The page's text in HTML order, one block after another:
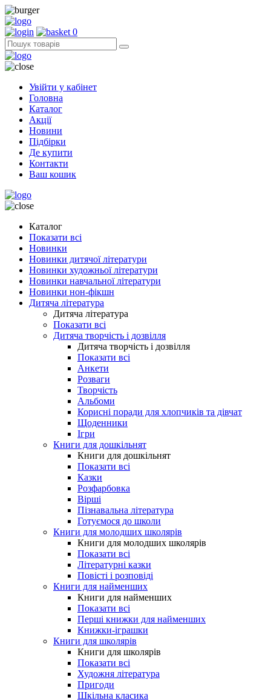
0
Увійти у кабінет
Головна
Каталог
Акції
Новини
Підбірки
Де купити
Контакти
Ваш кошик
Каталог
Показати всі
Новинки
Новинки дитячої літератури
Новинки художньої літератури
Новинки навчальної літератури
Новинки нон-фікшн
Дитяча література
Дитяча література
Показати всі
Дитяча творчість і дозвілля
Дитяча творчість і дозвілля
Показати всі
Анкети
Розваги
Творчість
Альбоми
Корисні поради для хлопчиків та дівчат
Щоденники
Ігри
Книги для дошкільнят
Книги для дошкільнят
Показати всі
Казки
Розфарбовка
Вірші
Пізнавальна література
Готуємося до школи
Книги для молодших школярів
Книги для молодших школярів
Показати всі
Літературні казки
Повісті і розповіді
Книги для найменших
Книги для найменших
Показати всі
Перші книжки для найменших
Книжки-іграшки
Книги для школярів
Книги для школярів
Показати всі
Художня література
Пригоди
Шкільна класика